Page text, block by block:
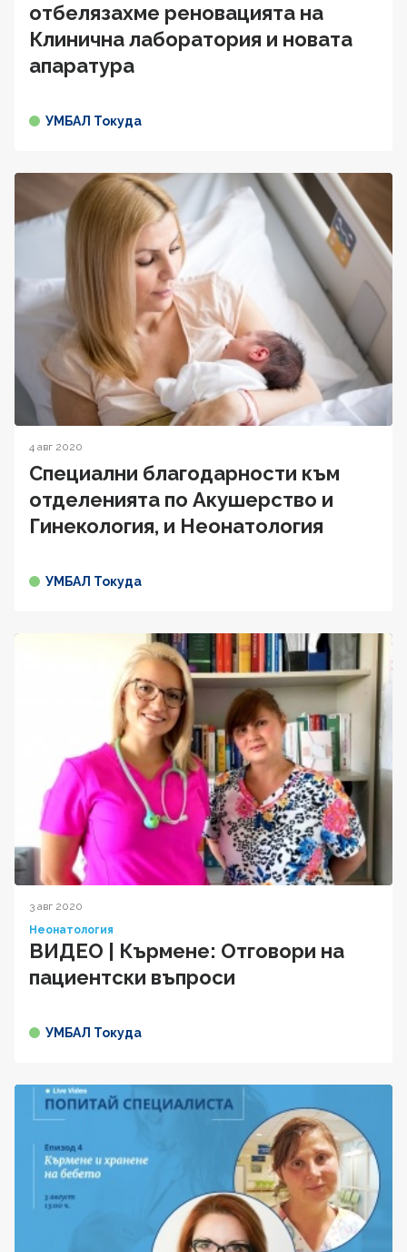
отбелязахме реновацията на
Клинична лаборатория и новата
апаратура
УМБАЛ Токуда
4 авг 2020
Специални благодарности към
отделенията по Акушерство и
Гинекология, и Неонатология
УМБАЛ Токуда
3 авг 2020
Неонатология
ВИДЕО | Кърмене: Отговори на
пациентски въпроси
УМБАЛ Токуда